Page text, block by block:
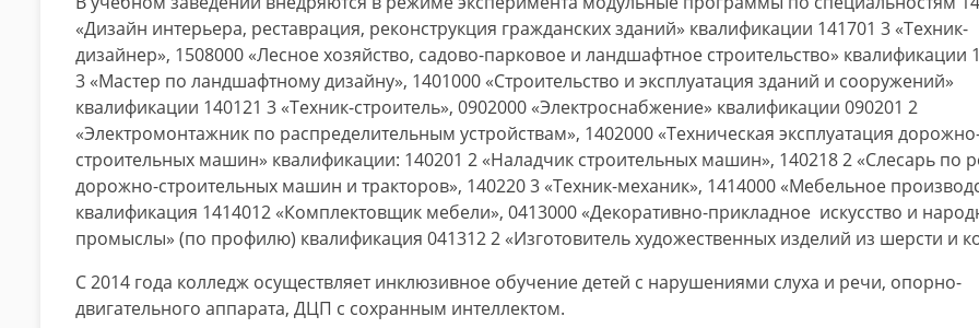
«Дизайн интерьера, реставрация, реконструкция гражданских зданий» квалификации 141701 3 «Техник-
дизайнер», 1508000 «Лесное хозяйство, садово-парковое и ландшафтное строительство» квалификации
3 «Мастер по ландшафтному дизайну», 1401000 «Строительство и эксплуатация зданий и сооружений»
квалификации 140121 3 «Техник-строитель», 0902000 «Электроснабжение» квалификации 090201 2
«Электромонтажник по распределительным устройствам», 1402000 «Техническая эксплуатация
строительных машин» квалификации: 140201 2 «Наладчик строительных машин», 140218 2 «Слесарь по
дорожно-строительных машин и тракторов», 140220 3 «Техник-механик», 1414000 «Мебельное
квалификация 1414012 «Комплектовщик мебели», 0413000 «Декоративно-прикладное искусство и
промыслы» (по профилю) квалификация 041312 2 «Изготовитель художественных изделий из шерсти и
С 2014 года колледж осуществляет инклюзивное обучение детей с нарушениями слуха и речи, опорно-
двигательного аппарата, ДЦП с сохранным интеллектом.